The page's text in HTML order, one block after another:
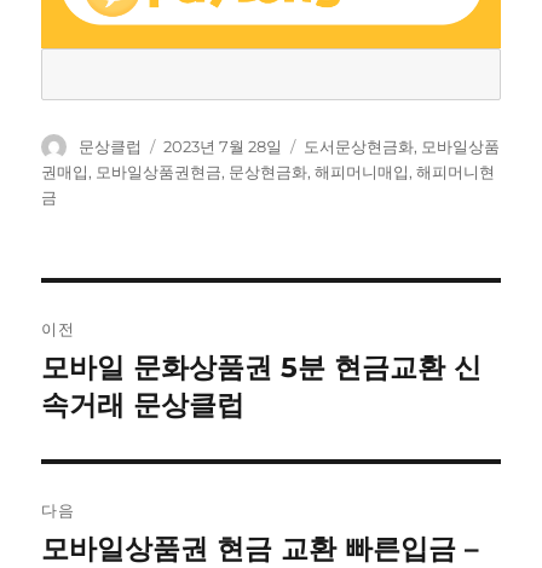
글
쓴
문상클럽
작
성
2023년 7월 28일
태
그
도서문상현금화, 모바일상품
권매입, 모바일상품권현금, 문상현금화,해피머니매입,해피머니현
금
탐
색
이전
이
전
모바일 문화상품권 5분 현금교환 신
속거래 문상클럽
다음
다
모바일상품권 현금 교환 빠른입금 –